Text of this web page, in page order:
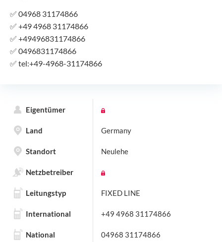
✅ 04968 31174866
✅ +49 4968 31174866
✅ +49496831174866
✅ 0496831174866
✅ tel:+49-4968-31174866
Eigentümer
Land Germany
Standort Neulehe
Netzbetreiber
Leitungstyp FIXED LINE
International +49 4968 31174866
National 04968 31174866